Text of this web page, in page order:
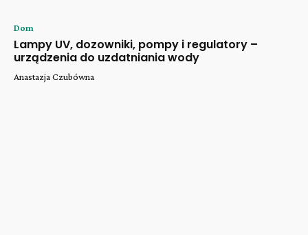
Dom
Lampy UV, dozowniki, pompy i regulatory –
urządzenia do uzdatniania wody
Anastazja Czubówna